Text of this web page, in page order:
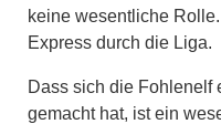
keine wesentliche
Express durch die Liga.
Dass sich die Fohlenelf
gemacht hat, ist ein